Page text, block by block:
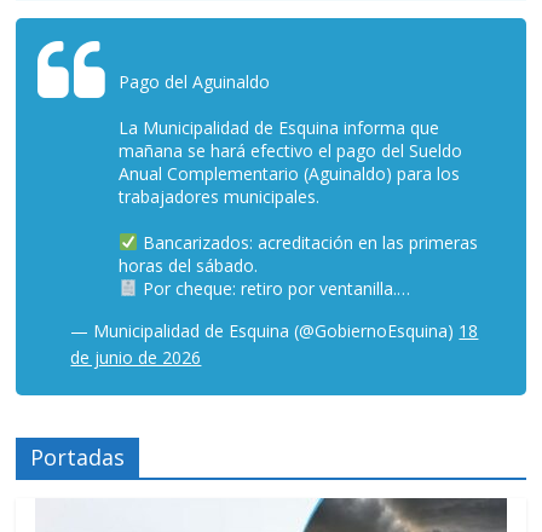
Pago del Aguinaldo
La Municipalidad de Esquina informa que
mañana se hará efectivo el pago del Sueldo
Anual Complementario (Aguinaldo) para los
trabajadores municipales.
Bancarizados: acreditación en las primeras
horas del sábado.
Por cheque: retiro por ventanilla.…
— Municipalidad de Esquina (@GobiernoEsquina) 18
de junio de 2026
Portadas